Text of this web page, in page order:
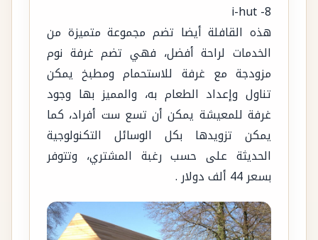
8- i-hut
هذه القافلة أيضا تضم مجموعة متميزة من
الخدمات لراحة أفضل، فهي تضم غرفة نوم
مزودجة مع غرفة للاستحمام ومطبخ يمكن
تناول وإعداد الطعام به، والمميز بها وجود
غرفة للمعيشة يمكن أن تسع ست أفراد، كما
يمكن تزويدها بكل الوسائل التكنولوجية
الحديثة على حسب رغبة المشتري، وتتوفر
بسعر 44 ألف دولار .